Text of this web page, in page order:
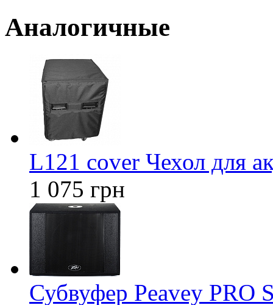
Аналогичные
L121 cover Чехол для
1 075 грн
Субвуфер Peavey PRO